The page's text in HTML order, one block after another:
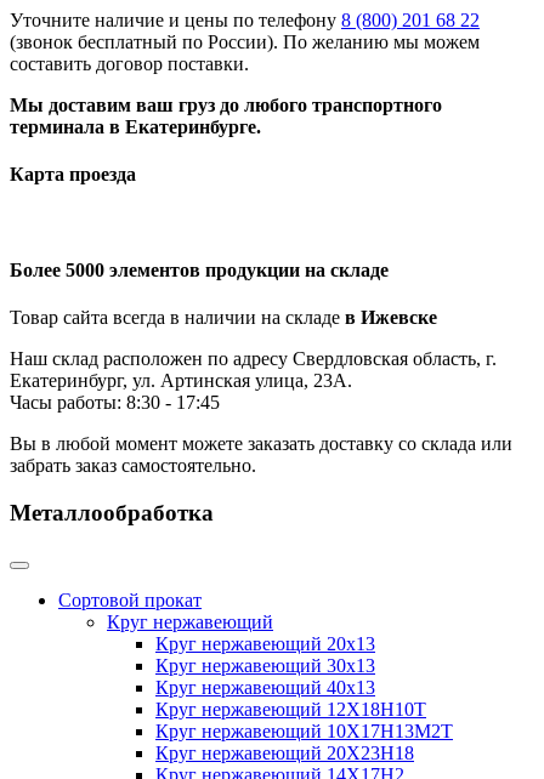
Уточните наличие и цены по телефону 8 (800) 201 68 22
(звонок бесплатный по России). По желанию мы можем
составить договор поставки.
Мы доставим ваш груз до любого транспортного
терминала в Екатеринбурге.
Карта проезда
Более 5000 элементов продукции на складе
Товар сайта всегда в наличии на складе в Ижевске
Наш склад расположен по адресу Свердловская область, г.
Екатеринбург, ул. Артинская улица, 23А.
Часы работы: 8:30 - 17:45
Вы в любой момент можете заказать доставку со склада или
забрать заказ самостоятельно.
Металлообработка
Сортовой прокат
Круг нержавеющий
Круг нержавеющий 20х13
Круг нержавеющий 30х13
Круг нержавеющий 40х13
Круг нержавеющий 12Х18Н10Т
Круг нержавеющий 10Х17Н13М2T
Круг нержавеющий 20Х23Н18